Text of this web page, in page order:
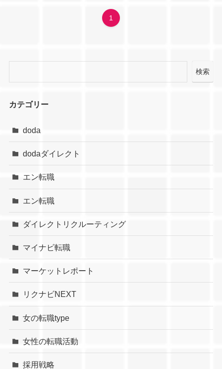
1
検索
カテゴリー
doda
dodaダイレクト
エン転職
エン転職
ダイレクトリクルーティング
マイナビ転職
マーケットレポート
リクナビNEXT
女の転職type
女性の転職活動
採用戦略